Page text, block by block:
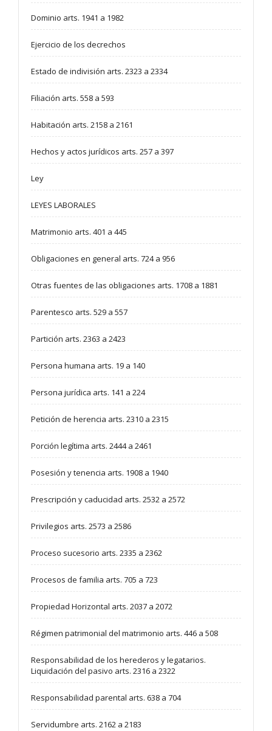
Dominio arts. 1941 a 1982
Ejercicio de los decrechos
Estado de indivisión arts. 2323 a 2334
Filiación arts. 558 a 593
Habitación arts. 2158 a 2161
Hechos y actos jurídicos arts. 257 a 397
Ley
LEYES LABORALES
Matrimonio arts. 401 a 445
Obligaciones en general arts. 724 a 956
Otras fuentes de las obligaciones arts. 1708 a 1881
Parentesco arts. 529 a 557
Partición arts. 2363 a 2423
Persona humana arts. 19 a 140
Persona jurídica arts. 141 a 224
Petición de herencia arts. 2310 a 2315
Porción legítima arts. 2444 a 2461
Posesión y tenencia arts. 1908 a 1940
Prescripción y caducidad arts. 2532 a 2572
Privilegios arts. 2573 a 2586
Proceso sucesorio arts. 2335 a 2362
Procesos de familia arts. 705 a 723
Propiedad Horizontal arts. 2037 a 2072
Régimen patrimonial del matrimonio arts. 446 a 508
Responsabilidad de los herederos y legatarios.
Liquidación del pasivo arts. 2316 a 2322
Responsabilidad parental arts. 638 a 704
Servidumbre arts. 2162 a 2183